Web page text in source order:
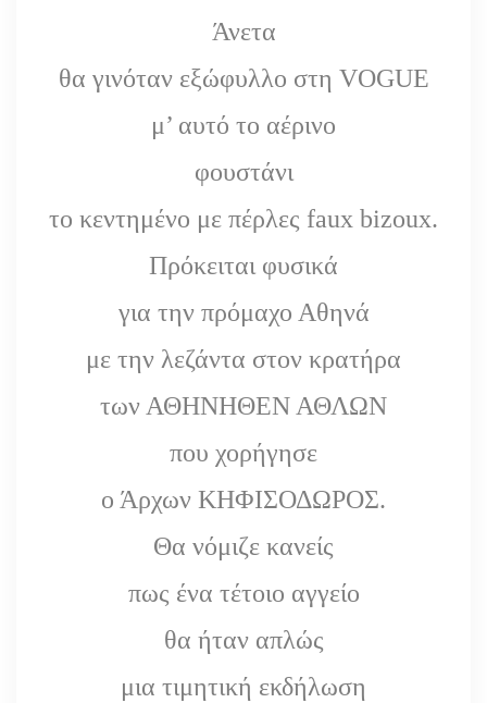
Άνετα
θα γινόταν εξώφυλλο στη VOGUE
μ’ αυτό το αέρινο
φουστάνι
το κεντημένο με πέρλες faux bizoux.
Πρόκειται φυσικά
για την πρόμαχο Αθηνά
με την λεζάντα στον κρατήρα
των ΑΘΗΝΗΘΕΝ ΑΘΛΩΝ
που χορήγησε
ο Άρχων ΚΗΦΙΣΟΔΩΡΟΣ.
Θα νόμιζε κανείς
πως ένα τέτοιο αγγείο
θα ήταν απλώς
μια τιμητική εκδήλωση